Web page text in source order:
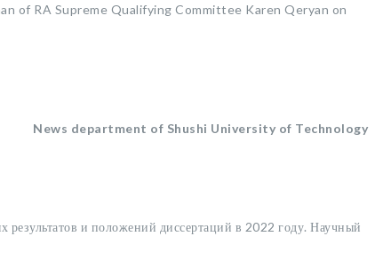
of RA Supreme Qualifying Committee Karen Qeryan on
News department of Shushi University of Technology
и положений диссертаций в 2022 году. Научный